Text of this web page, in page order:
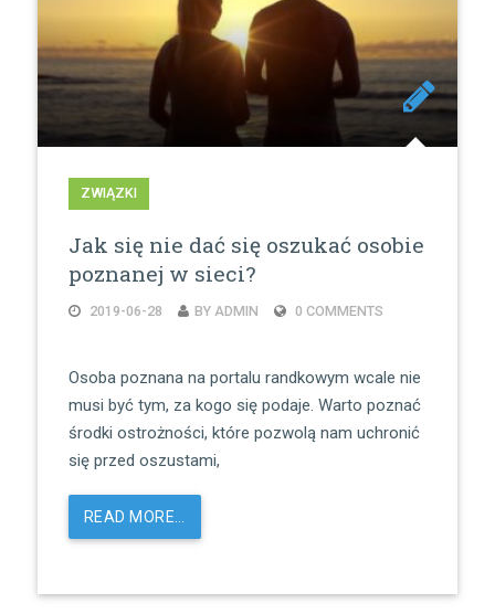
ZWIĄZKI
Jak się nie dać się oszukać osobie
poznanej w sieci?
2019-06-28 BY ADMIN 0 COMMENTS
Osoba poznana na portalu randkowym wcale nie
musi być tym, za kogo się podaje. Warto poznać
środki ostrożności, które pozwolą nam uchronić
się przed oszustami,
READ MORE…